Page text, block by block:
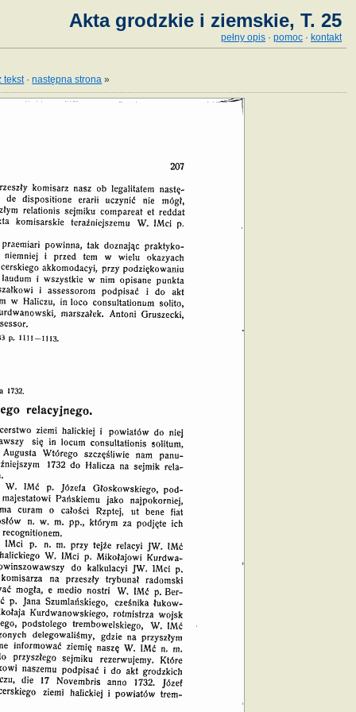
Akta grodzkie i ziemskie, T. 25
pełny opis · pomoc · kontakt
tekst·następna strona »